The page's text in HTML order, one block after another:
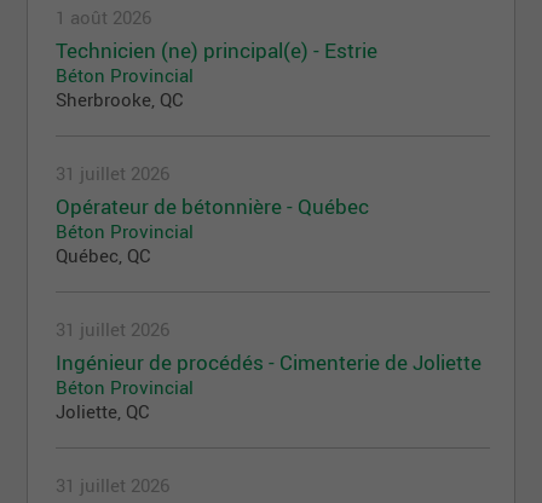
1 août 2026
Technicien (ne) principal(e) - Estrie
Béton Provincial
Sherbrooke, QC
31 juillet 2026
Opérateur de bétonnière - Québec
Béton Provincial
Québec, QC
31 juillet 2026
Ingénieur de procédés - Cimenterie de Joliette
Béton Provincial
Joliette, QC
31 juillet 2026